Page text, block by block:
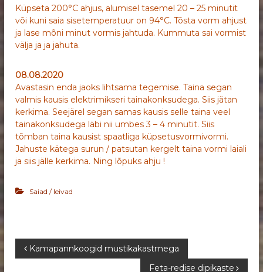
Küpseta 200°C ahjus, alumisel tasemel 20 – 25 minutit
või kuni saia sisetemperatuur on 94°C. Tõsta vorm ahjust
ja lase mõni minut vormis jahtuda. Kummuta sai vormist
välja ja ja jahuta.
08.08.2020
Avastasin enda jaoks lihtsama tegemise. Taina segan
valmis kausis elektrimikseri tainakonksudega. Siis jätan
kerkima. Seejärel segan samas kausis selle taina veel
tainakonksudega läbi nii umbes 3 – 4 minutit. Siis
tõmban taina kausist spaatliga küpsetusvormivormi.
Jahuste kätega surun / patsutan kergelt taina vormi laiali
ja siis jälle kerkima. Ning lõpuks ahju !
Saiad / leivad
N Kamapannkoogid mustikakastmega
Feta-redise dipikaste